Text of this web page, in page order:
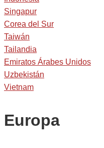
Singapur
Corea del Sur
Taiwán
Tailandia
Emiratos Árabes Unidos
Uzbekistán
Vietnam
Europa